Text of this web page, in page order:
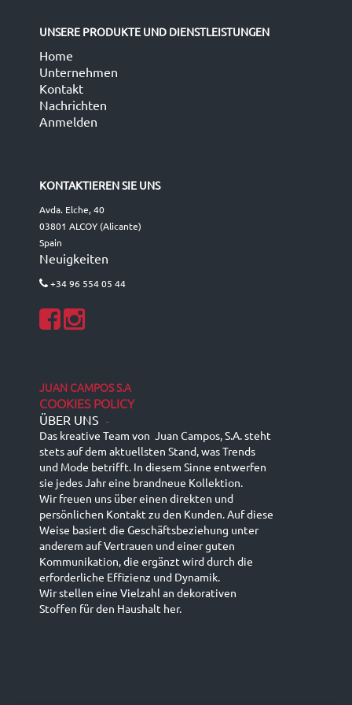
UNSERE PRODUKTE UND DIENSTLEISTUNGEN
Home
Unternehmen
Kontakt
Nachrichten
Anmelden
KONTAKTIEREN SIE UNS
Avda. Elche, 40
03801 ALCOY (Alicante)
Spain
Neuigkeiten
+34 96 554 05 44
JUAN CAMPOS S.A
COOKIES POLICY
ÜBER UNS -
Das kreative Team von Juan Campos, S.A. steht
stets auf dem aktuellsten Stand, was Trends
und Mode betrifft. In diesem Sinne entwerfen
sie jedes Jahr eine brandneue Kollektion.
Wir freuen uns über einen direkten und
persönlichen Kontakt zu den Kunden. Auf diese
Weise basiert die Geschäftsbeziehung unter
anderem auf Vertrauen und einer guten
Kommunikation, die ergänzt wird durch die
erforderliche Effizienz und Dynamik.
Wir stellen eine Vielzahl an dekorativen
Stoffen für den Haushalt her.